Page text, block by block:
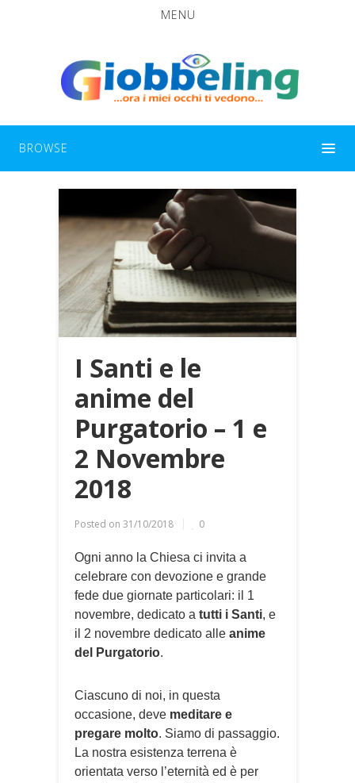
MENU
BROWSE
I Santi e le
anime del
Purgatorio – 1 e
2 Novembre
2018
Posted on 31/10/2018 0
Ogni anno la Chiesa ci invita a
celebrare con devozione e grande
fede due giornate particolari: il 1
novembre, dedicato a tutti i Santi, e
il 2 novembre dedicato alle anime
del Purgatorio.
Ciascuno di noi, in questa
occasione, deve meditare e
pregare molto. Siamo di passaggio.
La nostra esistenza terrena è
orientata verso l’eternità ed è per